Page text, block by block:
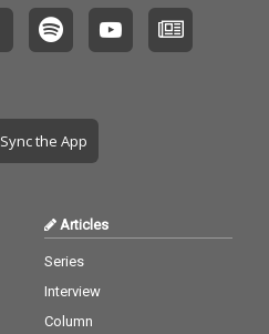
Sync the App
Articles
Series
Interview
Column